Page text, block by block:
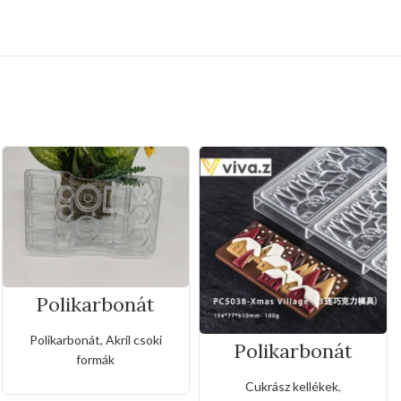
Polikarbonát
bonbon csoki
forma
Polikarbonát, Akril csoki
formák
Polikarbonát
bonbon csoki
forma-házikók
Cukrász kellékek,